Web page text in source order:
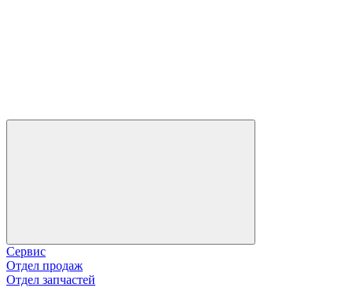
Сервис
Отдел продаж
Отдел запчастей